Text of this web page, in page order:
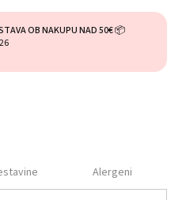
OB NAKUPU NAD 50€ 📦
Alergeni